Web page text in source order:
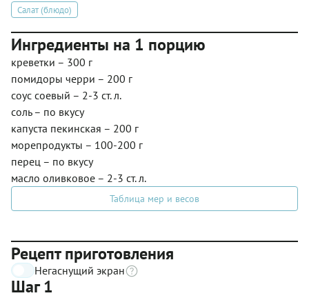
Салат (блюдо)
Ингредиенты на 1 порцию
креветки – 300 г
помидоры черри – 200 г
соус соевый – 2-3 ст. л.
соль – по вкусу
капуста пекинская – 200 г
морепродукты – 100-200 г
перец – по вкусу
масло оливковое – 2-3 ст. л.
Таблица мер и весов
Рецепт приготовления
Негаснущий экран
Шаг 1